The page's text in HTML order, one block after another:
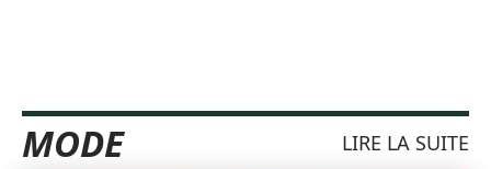
MODE LIRE LA SUITE